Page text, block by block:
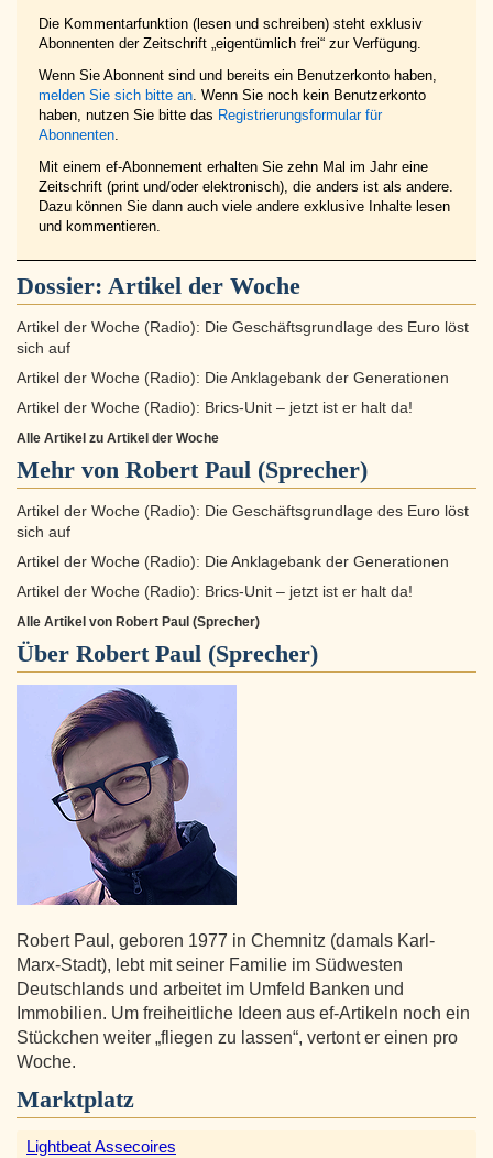
Die Kommentarfunktion (lesen und schreiben) steht exklusiv
Abonnenten der Zeitschrift „eigentümlich frei“ zur Verfügung.
Wenn Sie Abonnent sind und bereits ein Benutzerkonto haben,
melden Sie sich bitte an. Wenn Sie noch kein Benutzerkonto
haben, nutzen Sie bitte das Registrierungsformular für
Abonnenten.
Mit einem ef-Abonnement erhalten Sie zehn Mal im Jahr eine
Zeitschrift (print und/oder elektronisch), die anders ist als andere.
Dazu können Sie dann auch viele andere exklusive Inhalte lesen
und kommentieren.
Dossier: Artikel der Woche
Artikel der Woche (Radio): Die Geschäftsgrundlage des Euro löst
sich auf
Artikel der Woche (Radio): Die Anklagebank der Generationen
Artikel der Woche (Radio): Brics-Unit – jetzt ist er halt da!
Alle Artikel zu Artikel der Woche
Mehr von Robert Paul (Sprecher)
Artikel der Woche (Radio): Die Geschäftsgrundlage des Euro löst
sich auf
Artikel der Woche (Radio): Die Anklagebank der Generationen
Artikel der Woche (Radio): Brics-Unit – jetzt ist er halt da!
Alle Artikel von Robert Paul (Sprecher)
Über Robert Paul (Sprecher)
Robert Paul, geboren 1977 in Chemnitz (damals Karl-
Marx-Stadt), lebt mit seiner Familie im Südwesten
Deutschlands und arbeitet im Umfeld Banken und
Immobilien. Um freiheitliche Ideen aus ef-Artikeln noch ein
Stückchen weiter „fliegen zu lassen“, vertont er einen pro
Woche.
Marktplatz
Lightbeat Assecoires